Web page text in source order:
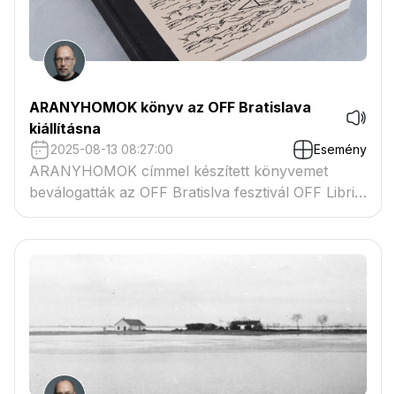
ARANYHOMOK könyv az OFF Bratislava
kiállításna
2025-08-13 08:27:00 Esemény
ARANYHOMOK címmel készített könyvemet
beválogatták az OFF Bratislva fesztivál OFF Libris
szekciójába